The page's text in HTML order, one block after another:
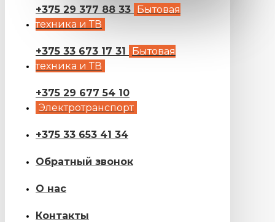
+375 29 377 88 33 Бытовая
техника и ТВ
+375 33 673 17 31
Бытовая
техника и ТВ
+375 29 677 54 10
Электротранспорт
+375 33 653 41 34
Обратный звонок
О нас
Контакты